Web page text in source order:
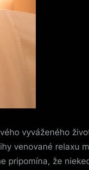
vyváženého
venované relaxu
pripomína, že